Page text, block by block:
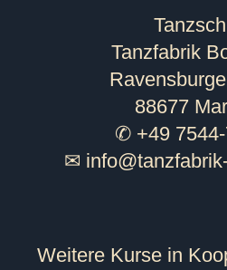
Tanzfabrik
88677
✆ +49
✉
Weitere Kurse in